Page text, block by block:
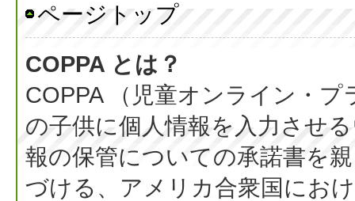
ページトップ
COPPA とは？
COPPA （児童オンライン・
の子供に個人情報を入力させ
報の保管についての承諾書を
づける、アメリカ合衆国にお